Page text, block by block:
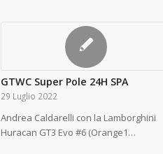
GTWC Super Pole 24H SPA
29 Luglio 2022
Andrea Caldarelli con la Lamborghini
Huracan GT3 Evo #6 (Orange1…